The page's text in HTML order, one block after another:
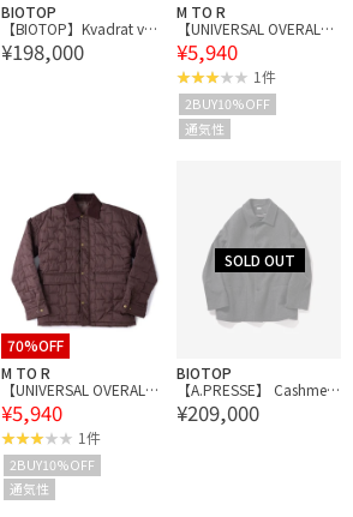
BIOTOP
【BIOTOP】Kvadrat vani
r coveralls
¥198,000
M TO R
【UNIVERSAL OVERAL
L】for M FLAG QUIL TING
JACKET
¥5,940
1件
2BUY10%OFF
通気性
70%OFF
M TO R
【UNIVERSAL OVERAL
L】for M FLAG QUIL TING
JACKET
¥5,940
1件
2BUY10%OFF
通気性
BIOTOP
【A.PRESSE】 Cashmere
Light Flannel Coverall Ja
¥209,000